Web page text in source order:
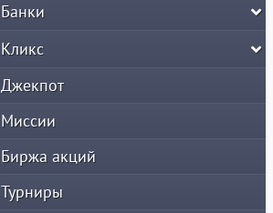
Банки
Кликс
Джекпот
Миссии
Биржа акций
Турниры